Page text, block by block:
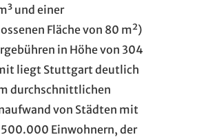
und einer
Fläche von 80 m²)
in Höhe von 304
liegt Stuttgart deutlich
durchschnittlichen
von Städten mit
Einwohnern, der